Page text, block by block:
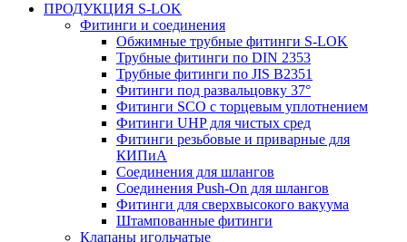
ПРОДУКЦИЯ S-LOK
Фитинги и соединения
Обжимные трубные фитинги S-LOK
Трубные фитинги по DIN 2353
Трубные фитинги по JIS B2351
Фитинги под развальцовку 37°
Фитинги SCO с торцевым уплотнением
Фитинги UHP для чистых сред
Фитинги резьбовые и приварные для
КИПиА
Соединения для шлангов
Соединения Push-On для шлангов
Фитинги для сверхвысокого вакуума
Штампованные фитинги
Клапаны игольчатые